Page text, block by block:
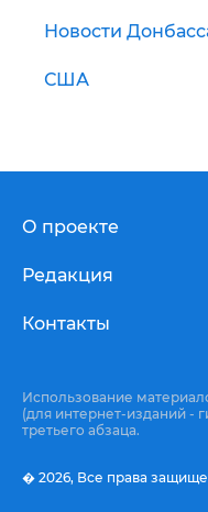
Новости
США
О проекте
Редакция
Контакты
Использование
(для интернет-изданий -
третьего абзаца.
� 2026, Все права